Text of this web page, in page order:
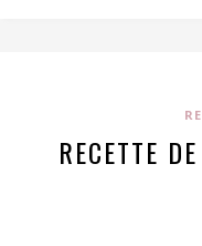
RECETTE